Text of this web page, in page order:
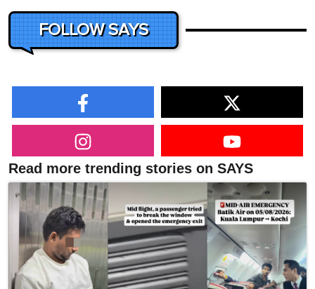
FOLLOW SAYS
Read more trending stories on SAYS